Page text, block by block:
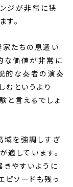
ジが非常に狭
す。
家たちの息遣い
な価値が非常に
的な奏者の演奏
むというより
と言えるでしょ
域を強調しすぎ
適しています。
やすいように
ソードも残っ